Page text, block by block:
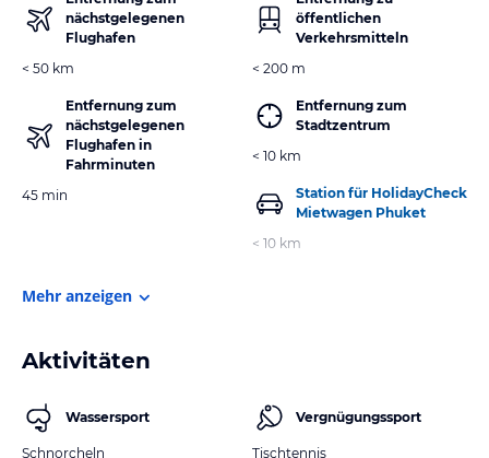
nächstgelegenen
Flughafen
< 50 km
Entfernung zum
nächstgelegenen
Flughafen in
Fahrminuten
45 min
öffentlichen
Verkehrsmitteln
< 200 m
Entfernung zum
Stadtzentrum
< 10 km
Station für HolidayCheck
Mietwagen Phuket
< 10 km
Mehr anzeigen
Aktivitäten
Wassersport
Schnorcheln
Vergnügungssport
Tischtennis